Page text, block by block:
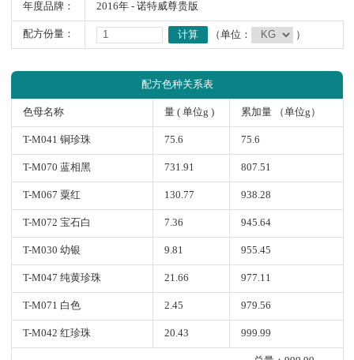
年度品牌： 2016年 - 诺特威尊贵版
配方份量： 计算 （单位： ）
配方色种关系表
色母名称 量 ( 单位g ) 累加量 （单位g）
T-M041 铜珍珠 75.6 75.6
T-M070 蓝相黑 731.91 807.51
T-M067 粟红 130.77 938.28
T-M072 宝石白 7.36 945.64
T-M030 幼银 9.81 955.45
T-M047 纯黄珍珠 21.66 977.11
T-M071 白色 2.45 979.56
T-M042 红珍珠 20.43 999.99